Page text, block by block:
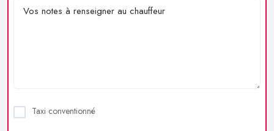
Taxi conventionné